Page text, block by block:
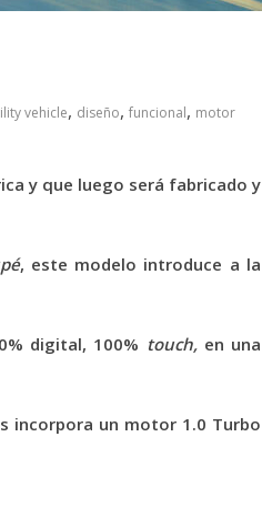
vehicle, diseño, funcional, motor
y que luego será fabricado y
, este modelo introduce a la
digital, 100% touch,en una
incorpora un motor 1.0 Turbo